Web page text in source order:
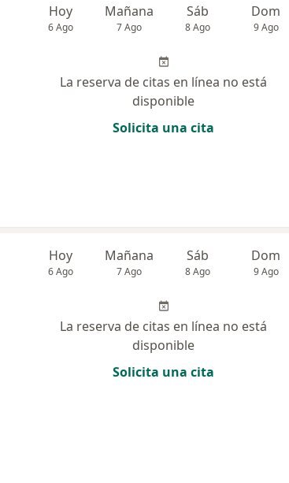
Hoy
6 Ago
Mañana
7 Ago
Sáb
8 Ago
Dom
9 Ago
La reserva de citas en línea no está
disponible
Solicita una cita
Hoy
6 Ago
Mañana
7 Ago
Sáb
8 Ago
Dom
9 Ago
La reserva de citas en línea no está
disponible
Solicita una cita